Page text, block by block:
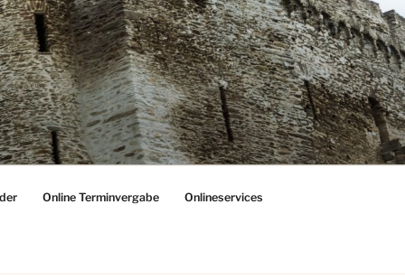
Online Terminvergabe Onlineservices